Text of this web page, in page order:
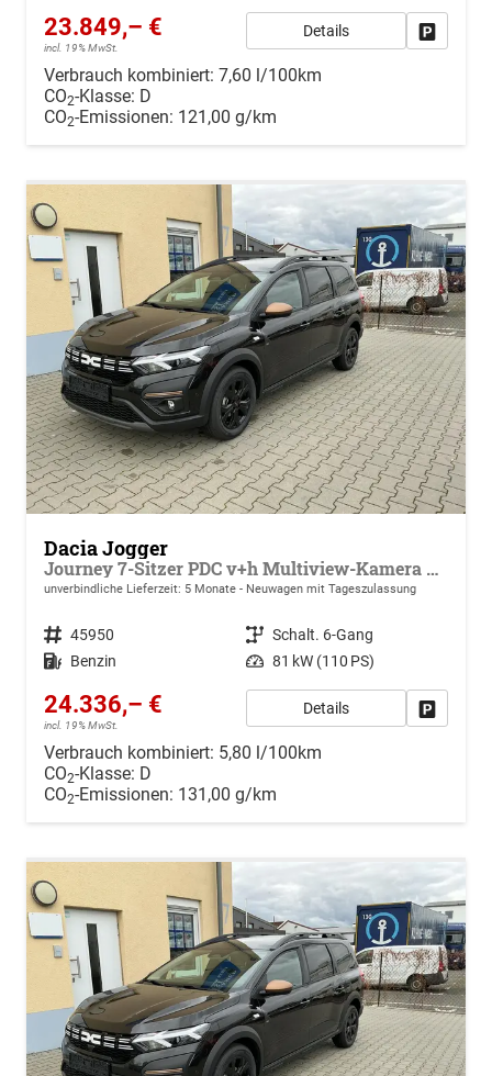
23.849,– €
incl. 19% MwSt.
Details
Verbrauch kombiniert: 7,60 l/100km
CO2-Klasse: D
CO2-Emissionen: 121,00 g/km
Dacia Jogger
Journey 7-Sitzer PDC v+h Multiview-Kamera Klimaauto. Sitzheizung
unverbindliche Lieferzeit: 5 Monate Neuwagen mit Tageszulassung
Fahrzeugnr. 45950 Getriebe Schalt. 6-Gang
Kraftstoff Benzin Leistung 81 kW (110 PS)
24.336,– €
incl. 19% MwSt.
Details
Verbrauch kombiniert: 5,80 l/100km
CO2-Klasse: D
CO2-Emissionen: 131,00 g/km